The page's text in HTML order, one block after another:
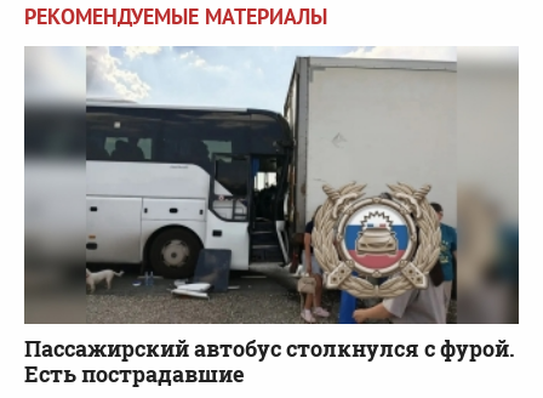
РЕКОМЕНДУЕМЫЕ МАТЕРИАЛЫ
Пассажирский автобус столкнулся с фурой.
Есть пострадавшие